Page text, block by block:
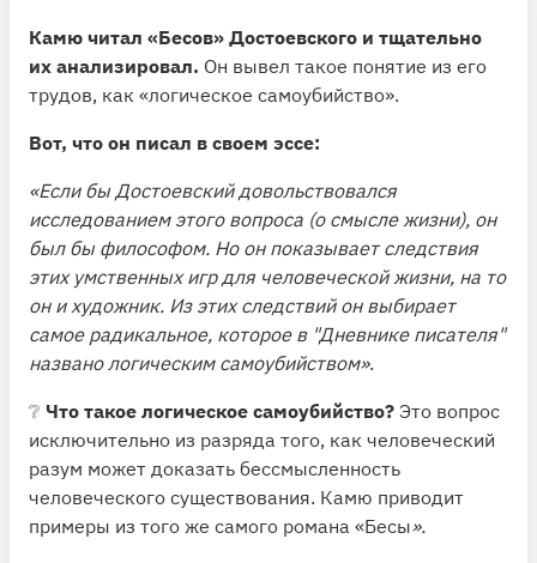
Камю читал «Бесов» Достоевского и тщательно
их анализировал. Он вывел такое понятие из его
трудов, как «логическое самоубийство».
Вот, что он писал в своем эссе:
«Если бы Достоевский довольствовался
исследованием этого вопроса (о смысле жизни), он
был бы философом. Но он показывает следствия
этих умственных игр для человеческой жизни, на то
он и художник. Из этих следствий он выбирает
самое радикальное, которое в "Дневнике писателя"
названо логическим самоубийством».
❔ Что такое логическое самоубийство? Это вопрос
исключительно из разряда того, как человеческий
разум может доказать бессмысленность
человеческого существования. Камю приводит
примеры из того же самого романа «Бесы».